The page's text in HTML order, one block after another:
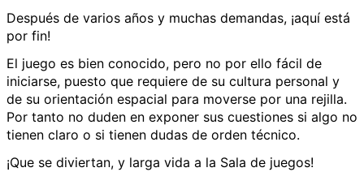
Después de varios años y muchas demandas, ¡aquí está
por fin!
El juego es bien conocido, pero no por ello fácil de
iniciarse, puesto que requiere de su cultura personal y
de su orientación espacial para moverse por una rejilla.
Por tanto no duden en exponer sus cuestiones si algo no
tienen claro o si tienen dudas de orden técnico.
¡Que se diviertan, y larga vida a la Sala de juegos!